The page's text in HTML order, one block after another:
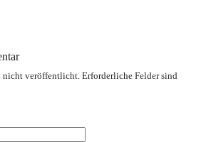
nicht veröffentlicht. Erforderliche Felder sind